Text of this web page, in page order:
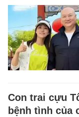
Con trai cựu
bệnh tình của